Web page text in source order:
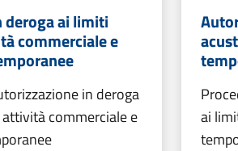
deroga ai limiti
commerciale e
in deroga
commerciale e
ai